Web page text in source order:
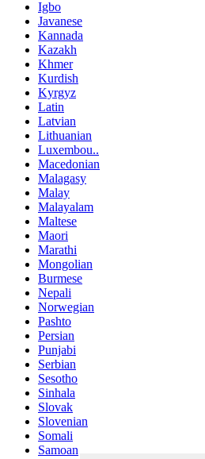
Igbo
Javanese
Kannada
Kazakh
Khmer
Kurdish
Kyrgyz
Latin
Latvian
Lithuanian
Luxembou..
Macedonian
Malagasy
Malay
Malayalam
Maltese
Maori
Marathi
Mongolian
Burmese
Nepali
Norwegian
Pashto
Persian
Punjabi
Serbian
Sesotho
Sinhala
Slovak
Slovenian
Somali
Samoan